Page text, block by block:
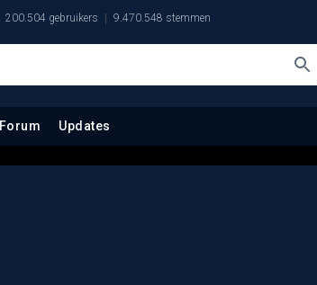
200.504 gebruikers 9.470.548 stemmen
Forum Updates